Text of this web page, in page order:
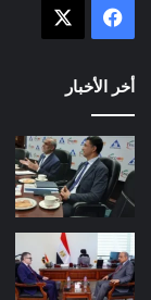
فيسبوك
أخر الأخبار